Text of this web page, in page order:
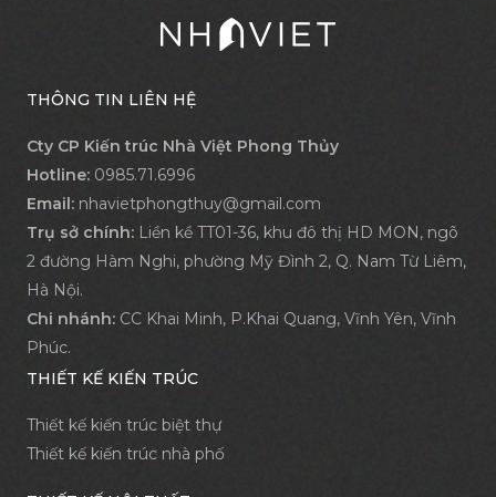
THÔNG TIN LIÊN HỆ
Cty CP Kiến trúc Nhà Việt Phong Thủy
Hotline: 0985.71.6996
Email: nhavietphongthuy@gmail.com
Trụ sở chính: Liền kề TT01-36, khu đô thị HD MON, ngõ
2 đường Hàm Nghi, phường Mỹ Đình 2, Q. Nam Từ Liêm,
Hà Nội.
Chi nhánh: CC Khai Minh, P.Khai Quang, Vĩnh Yên, Vĩnh
Phúc.
THIẾT KẾ KIẾN TRÚC
Thiết kế kiến trúc biệt thự
Thiết kế kiến trúc nhà phố